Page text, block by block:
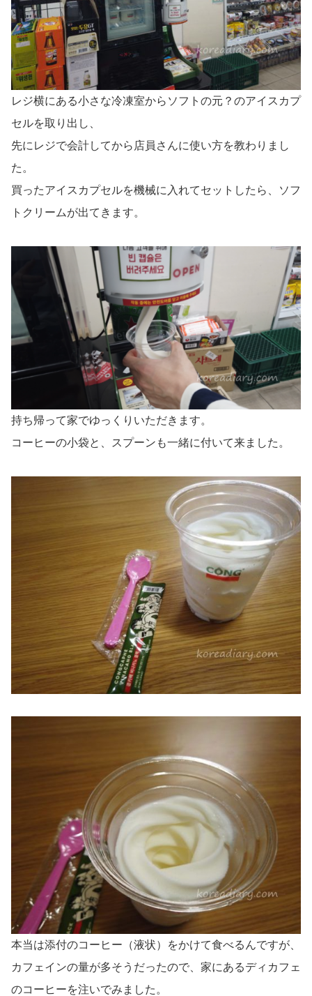
レジ横にある小さな冷凍室からソフトの元？のアイスカプ
セルを取り出し、
先にレジで会計してから店員さんに使い方を教わりまし
た。
買ったアイスカプセルを機械に入れてセットしたら、ソフ
トクリームが出てきます。
持ち帰って家でゆっくりいただきます。
コーヒーの小袋と、スプーンも一緒に付いて来ました。
本当は添付のコーヒー（液状）をかけて食べるんですが、
カフェインの量が多そうだったので、家にあるディカフェ
のコーヒーを注いでみました。